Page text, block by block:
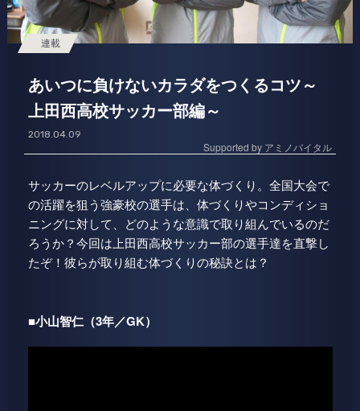
あいつに負けないカラダをつくるコツ～
上田西高校サッカー部編～
連載
2018.04.09
Supported by アミノバイタル
サッカーのレベルアップに必要な体づくり。全国大会で
の活躍を狙う強豪校の選手は、体づくりやコンディショ
ニングに対して、どのような意識で取り組んでいるのだ
ろうか？今回は上田西高校サッカー部の選手達を直撃し
たぞ！彼らが取り組む体づくりの秘訣とは？
■小山智仁（3年／GK）